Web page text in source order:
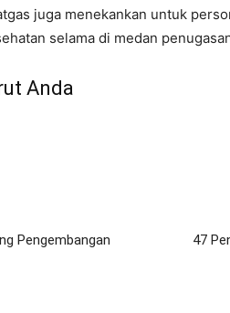
juga menekankan untuk
selama di medan
Anda
Pengembangan
47